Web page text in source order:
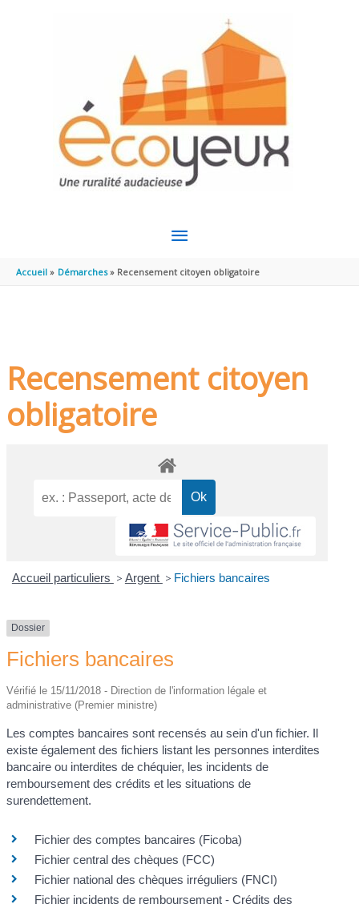
MENU
PRINCIPAL
Accueil Démarches Recensement citoyen obligatoire
Recensement citoyen
obligatoire
Accueil particuliers > Argent > Fichiers bancaires
Dossier
Fichiers bancaires
Vérifié le 15/11/2018 - Direction de l'information légale et
administrative (Premier ministre)
Les comptes bancaires sont recensés au sein d'un fichier. Il
existe également des fichiers listant les personnes interdites
bancaire ou interdites de chéquier, les incidents de
remboursement des crédits et les situations de
surendettement.
Fichier des comptes bancaires (Ficoba)
Fichier central des chèques (FCC)
Fichier national des chèques irréguliers (FNCI)
Fichier incidents de remboursement - Crédits des